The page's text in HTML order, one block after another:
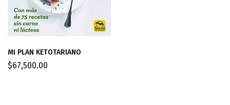
MI PLAN KETOTARIANO
$67,500.00